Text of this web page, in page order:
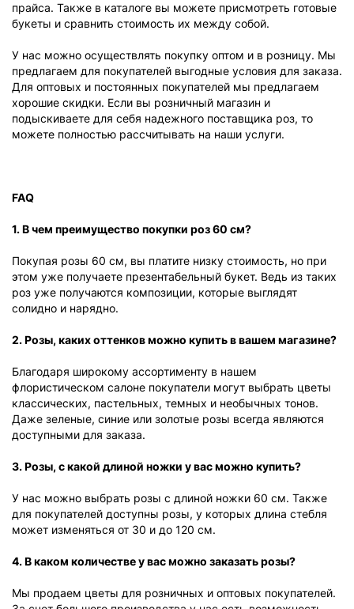
прайса. Также в каталоге вы можете присмотреть готовые
букеты и сравнить стоимость их между собой.
У нас можно осуществлять покупку оптом и в розницу. Мы
предлагаем для покупателей выгодные условия для заказа.
Для оптовых и постоянных покупателей мы предлагаем
хорошие скидки. Если вы розничный магазин и
подыскиваете для себя надежного поставщика роз, то
можете полностью рассчитывать на наши услуги.
FAQ
1. В чем преимущество покупки роз 60 см?
Покупая розы 60 см, вы платите низку стоимость, но при
этом уже получаете презентабельный букет. Ведь из таких
роз уже получаются композиции, которые выглядят
солидно и нарядно.
2. Розы, каких оттенков можно купить в вашем магазине?
Благодаря широкому ассортименту в нашем
флористическом салоне покупатели могут выбрать цветы
классических, пастельных, темных и необычных тонов.
Даже зеленые, синие или золотые розы всегда являются
доступными для заказа.
3. Розы, с какой длиной ножки у вас можно купить?
У нас можно выбрать розы с длиной ножки 60 см. Также
для покупателей доступны розы, у которых длина стебля
может изменяться от 30 и до 120 см.
4. В каком количестве у вас можно заказать розы?
Мы продаем цветы для розничных и оптовых покупателей.